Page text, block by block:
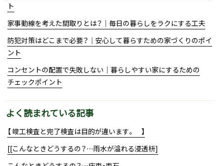
ト
家事動線を考えた間取りとは？｜毎日の暮らしをラクにする工夫
防犯対策はどこまで必要？｜安心して暮らすための家づくりのポイ
ント
コンセントの配置で失敗しない｜暮らしやすい家にするための
チェックポイント
よく読まれている記事
【 竣工検査と完了検査は目的が違います。 】
[[こんなときどうするの？…雨水が溢れる浸透枡]